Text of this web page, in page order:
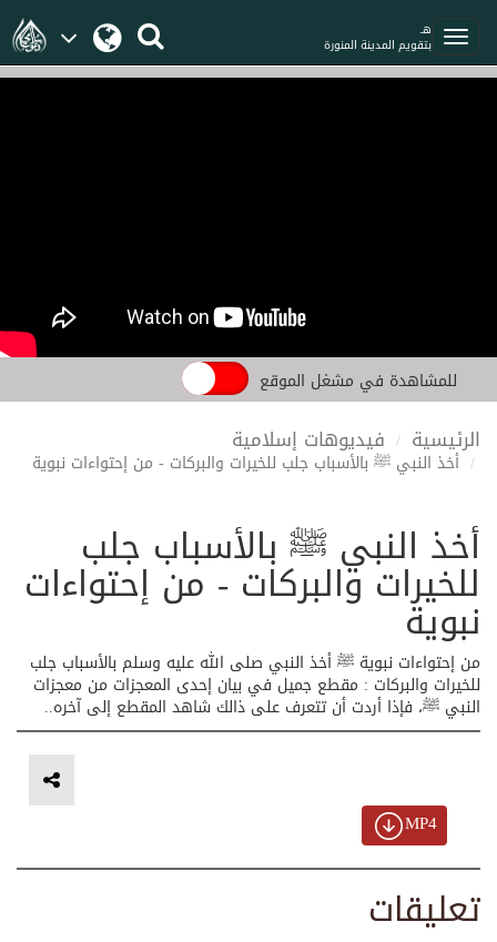
هـ
بتقويم المدينة المنورة
للمشاهدة في مشغل الموقع
الرئيسية فيديوهات إسلامية
أخذ النبي ﷺ بالأسباب جلب للخيرات والبركات - من إحتواءات نبوية
أخذ النبي ﷺ بالأسباب جلب
للخيرات والبركات - من إحتواءات
نبوية
من إحتواءات نبوية ﷺ أخذ النبي صلى الله عليه وسلم بالأسباب جلب
للخيرات والبركات : مقطع جميل في بيان إحدى المعجزات من معجزات
النبي ﷺ، فإذا أردت أن تتعرف على ذالك شاهد المقطع إلى آخره..
MP4
تعليقات